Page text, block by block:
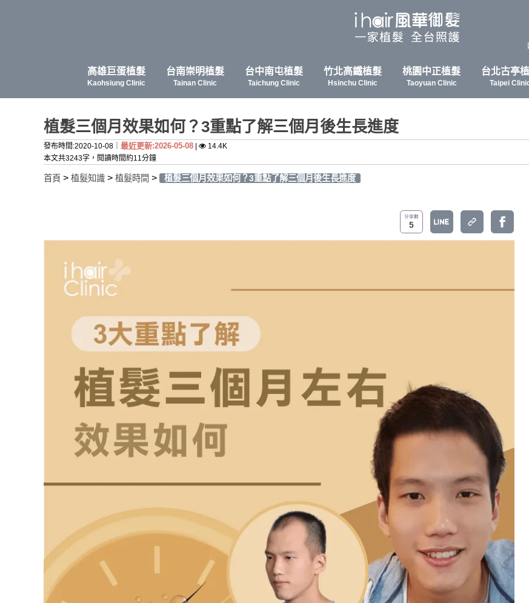
高雄巨蛋植髮
Kaohsiung Clinic
台南崇明植髮
Tainan Clinic
台中南屯植髮
Taichung Clinic
竹北高鐵植髮
Hsinchu Clinic
桃園中正植髮
Taoyuan Clinic
台北古亭
Taipei
植髮三個月效果如何？3重點了解三個月後生長進度
發布時間:2020-10-08｜ 最近更新:2026-05-08
14.4K
本文共3243字，閱讀時間約11分鐘
首頁 > 植髮知識 > 植髮時間 > 植髮三個月效果如何？3重點了解三個月後生長進度
5